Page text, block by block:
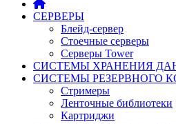
СЕРВЕРЫ
Блейд-сервер
Стоечные серверы
Серверы Tower
СИСТЕМЫ ХРАНЕНИЯ
СИСТЕМЫ РЕЗЕРВНОГО
Стримеры
Ленточные библиотеки
Картриджи